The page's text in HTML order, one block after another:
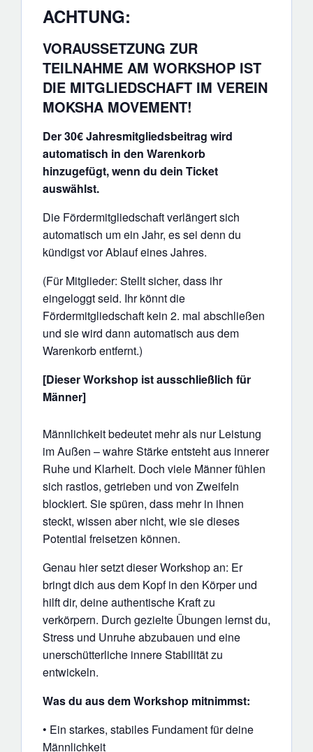
ACHTUNG:
VORAUSSETZUNG ZUR
TEILNAHME AM WORKSHOP IST
DIE MITGLIEDSCHAFT IM VEREIN
MOKSHA MOVEMENT!
Der 30€ Jahresmitgliedsbeitrag wird
automatisch in den Warenkorb
hinzugefügt, wenn du dein Ticket
auswählst.
Die Fördermitgliedschaft verlängert sich
automatisch um ein Jahr, es sei denn du
kündigst vor Ablauf eines Jahres.
(Für Mitglieder: Stellt sicher, dass ihr
eingeloggt seid. Ihr könnt die
Fördermitgliedschaft kein 2. mal abschließen
und sie wird dann automatisch aus dem
Warenkorb entfernt.)
[Dieser Workshop ist ausschließlich für
Männer]
Männlichkeit bedeutet mehr als nur Leistung
im Außen – wahre Stärke entsteht aus innerer
Ruhe und Klarheit. Doch viele Männer fühlen
sich rastlos, getrieben und von Zweifeln
blockiert. Sie spüren, dass mehr in ihnen
steckt, wissen aber nicht, wie sie dieses
Potential freisetzen können.
Genau hier setzt dieser Workshop an: Er
bringt dich aus dem Kopf in den Körper und
hilft dir, deine authentische Kraft zu
verkörpern. Durch gezielte Übungen lernst du,
Stress und Unruhe abzubauen und eine
unerschütterliche innere Stabilität zu
entwickeln.
Was du aus dem Workshop mitnimmst:
• Ein starkes, stabiles Fundament für deine
Männlichkeit